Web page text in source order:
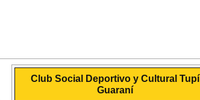
Club Social Deportivo y Cultural Tupí
Guaraní